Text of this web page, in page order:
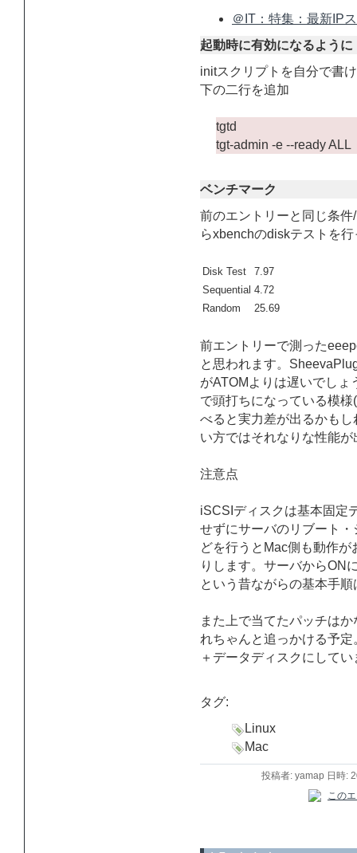
＠IT：特集：最新IP
起動時に有効になるように
initスクリプトを自分で書
下の二行を追加
tgtd
tgt-admin -e --ready ALL
ベンチマーク
前のエントリーと同じ条
らxbenchのdiskテストを
Disk Test
7.97
Sequential 4.72
Random
25.69
前エントリーで測った
と思われます。
がATOMよりは遅いでし
で頭打ちになっている模
べると実力差が出るかも
い方ではそれなりな性能
注意点
iSCSIディスクは基本固定
せずにサーバのリブート
どを行うとMac側も動作
りします。サーバからON
という昔ながらの基本手順
また上で当てたパッチは
れちゃんと追っかける予
＋データディスクにして
タグ:
Linux
Mac
投稿者: yamap 日時: